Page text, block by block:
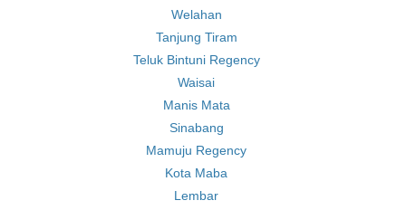
Welahan
Tanjung Tiram
Teluk Bintuni Regency
Waisai
Manis Mata
Sinabang
Mamuju Regency
Kota Maba
Lembar